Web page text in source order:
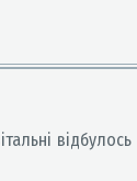
відбулось